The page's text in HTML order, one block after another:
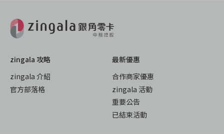
zingala 攻略
zingala 介紹
官方部落格
最新優惠
合作商家優惠
zingala 活動
重要公告
已結束活動